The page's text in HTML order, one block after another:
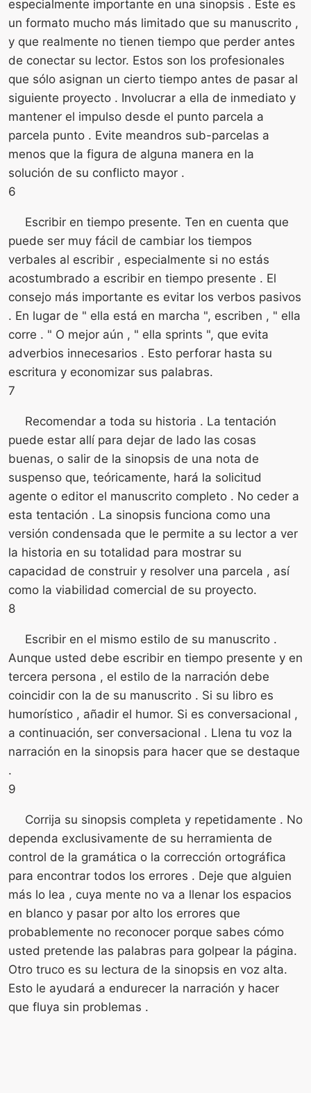
especialmente importante en una sinopsis . Este es
un formato mucho más limitado que su manuscrito ,
y que realmente no tienen tiempo que perder antes
de conectar su lector. Estos son los profesionales
que sólo asignan un cierto tiempo antes de pasar al
siguiente proyecto . Involucrar a ella de inmediato y
mantener el impulso desde el punto parcela a
parcela punto . Evite meandros sub-parcelas a
menos que la figura de alguna manera en la
solución de su conflicto mayor .
6
Escribir en tiempo presente. Ten en cuenta que
puede ser muy fácil de cambiar los tiempos
verbales al escribir , especialmente si no estás
acostumbrado a escribir en tiempo presente . El
consejo más importante es evitar los verbos pasivos
. En lugar de " ella está en marcha ", escriben , " ella
corre . " O mejor aún , " ella sprints ", que evita
adverbios innecesarios . Esto perforar hasta su
escritura y economizar sus palabras.
7
Recomendar a toda su historia . La tentación
puede estar allí para dejar de lado las cosas
buenas, o salir de la sinopsis de una nota de
suspenso que, teóricamente, hará la solicitud
agente o editor el manuscrito completo . No ceder a
esta tentación . La sinopsis funciona como una
versión condensada que le permite a su lector a ver
la historia en su totalidad para mostrar su
capacidad de construir y resolver una parcela , así
como la viabilidad comercial de su proyecto.
8
Escribir en el mismo estilo de su manuscrito .
Aunque usted debe escribir en tiempo presente y en
tercera persona , el estilo de la narración debe
coincidir con la de su manuscrito . Si su libro es
humorístico , añadir el humor. Si es conversacional ,
a continuación, ser conversacional . Llena tu voz la
narración en la sinopsis para hacer que se destaque
.
9
Corrija su sinopsis completa y repetidamente . No
dependa exclusivamente de su herramienta de
control de la gramática o la corrección ortográfica
para encontrar todos los errores . Deje que alguien
más lo lea , cuya mente no va a llenar los espacios
en blanco y pasar por alto los errores que
probablemente no reconocer porque sabes cómo
usted pretende las palabras para golpear la página.
Otro truco es su lectura de la sinopsis en voz alta.
Esto le ayudará a endurecer la narración y hacer
que fluya sin problemas .